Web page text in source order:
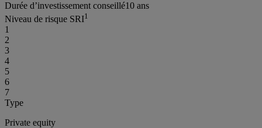
Durée d’investissement conseillé10 ans
Niveau de risque SRI1
1
2
3
4
5
6
7
Type
Private equity